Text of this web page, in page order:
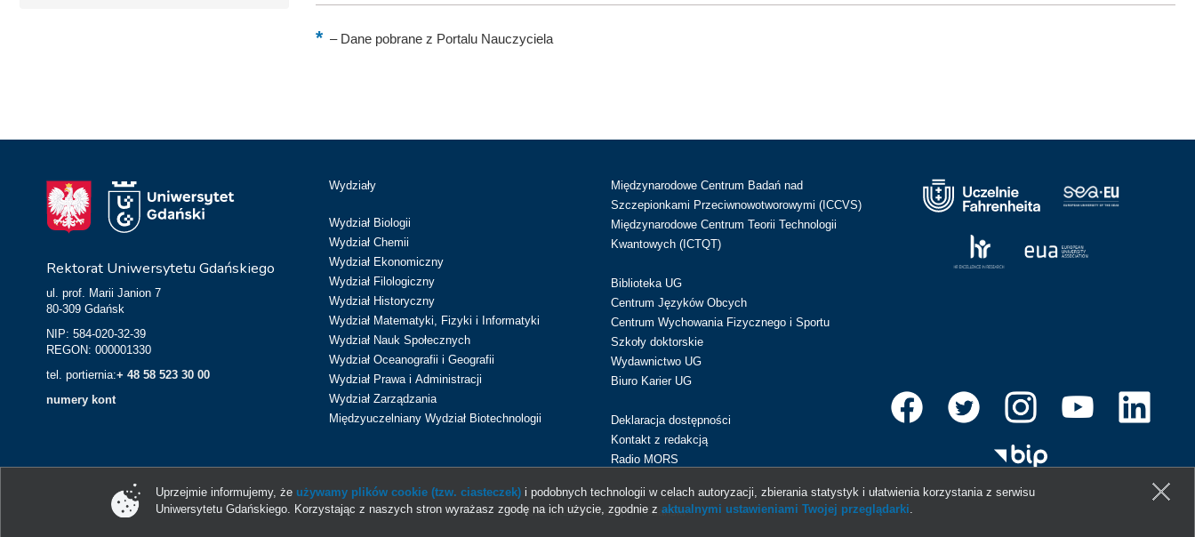
–Dane pobrane z Portalu Nauczyciela
Rektorat Uniwersytetu Gdańskiego
ul. prof. Marii Janion 7
80-309 Gdańsk
NIP: 584-020-32-39
REGON: 000001330
tel. portiernia:+ 48 58 523 30 00
numery kont
Wydziały
Wydział Biologii
Wydział Chemii
Wydział Ekonomiczny
Wydział Filologiczny
Wydział Historyczny
Wydział Matematyki, Fizyki i Informatyki
Wydział Nauk Społecznych
Wydział Oceanografii i Geografii
Wydział Prawa i Administracji
Wydział Zarządzania
Międzyuczelniany Wydział Biotechnologii
Międzynarodowe Centrum Badań nad
Szczepionkami Przeciwnowotworowymi (ICCVS)
Międzynarodowe Centrum Teorii Technologii
Kwantowych (ICTQT)
Biblioteka UG
Centrum Języków Obcych
Centrum Wychowania Fizycznego i Sportu
Szkoły doktorskie
Wydawnictwo UG
Biuro Karier UG
Deklaracja dostępności
Kontakt z redakcją
Radio MORS
© 2013-2026 Uniwersytet Gdański
Uprzejmie informujemy, że używamy plików cookie (tzw. ciasteczek)i podobnych technologii w celach autoryzacji, zbierania statystyk i ułatwienia korzystania z serwisu
Uniwersytetu Gdańskiego. Korzystając z naszych stron wyrażasz zgodę na ich użycie, zgodnie z aktualnymi ustawieniami Twojej przeglądarki.